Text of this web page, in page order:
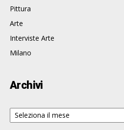
Pittura
Arte
Interviste Arte
Milano
Archivi
Archivi